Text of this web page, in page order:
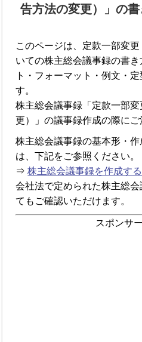
告方法の変更）」の
このページは、定款一部変
いての株主総会議事録の書
ト・フォーマット・例文・
す。
株主総会議事録「定款一部
更）」の議事録作成の際にご
株主総会議事録の基本形・
は、下記をご参照ください。
⇒株主総会議事録を作成す
会社法で定められた株主総
てもご確認いただけます。
スポンサ